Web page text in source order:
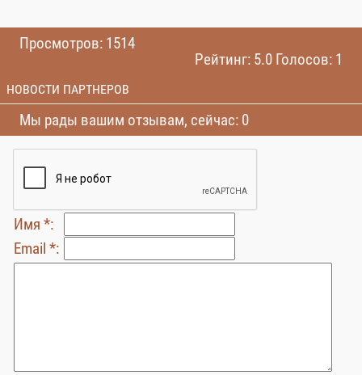
Просмотров: 1514
Рейтинг: 5.0 Голосов: 1
НОВОСТИ ПАРТНЕРОВ
Мы рады вашим отзывам, сейчас: 0
Имя *:
Email *: